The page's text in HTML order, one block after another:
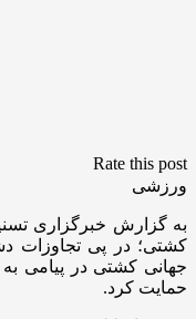
Rate this post
ورزشی
به گزارش خبرگزاری
کشتی؛ در پی تجاوزات
جهانی کشتی در پیامی
حمایت کرد.